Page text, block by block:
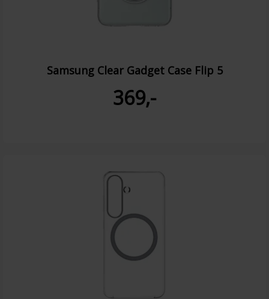
Samsung Clear Gadget Case Flip 5
369,-